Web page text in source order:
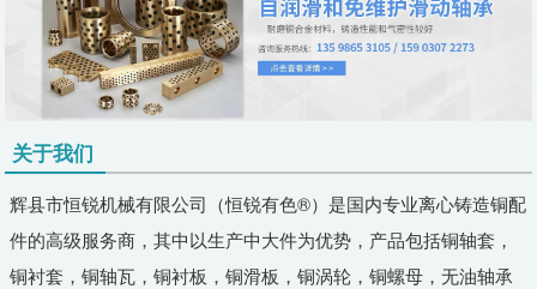
关于我们
辉县市恒锐机械有限公司（恒锐有色®）是国内专业离心铸造铜配
件的高级服务商，其中以生产中大件为优势，产品包括铜轴套，
铜衬套，铜轴瓦，铜衬板，铜滑板，铜涡轮，铜螺母，无油轴承